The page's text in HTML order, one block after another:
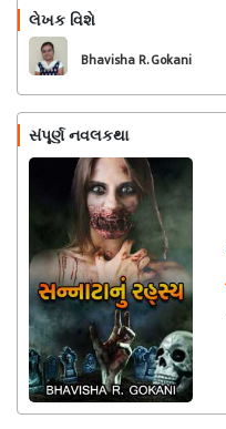
લેખક વિશે
Bhavisha R. Gokani
સંપૂર્ણ નવલકથા